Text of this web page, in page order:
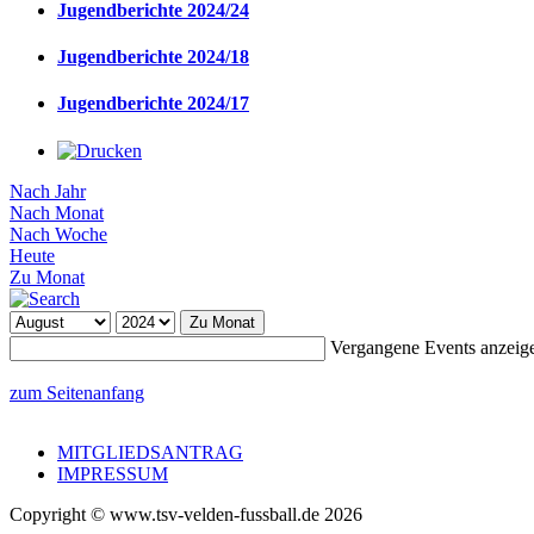
Jugendberichte 2024/24
Jugendberichte 2024/18
Jugendberichte 2024/17
Nach Jahr
Nach Monat
Nach Woche
Heute
Zu Monat
Zu Monat
Vergangene Events
zum Seitenanfang
MITGLIEDSANTRAG
IMPRESSUM
Copyright © www.tsv-velden-fussball.de 2026